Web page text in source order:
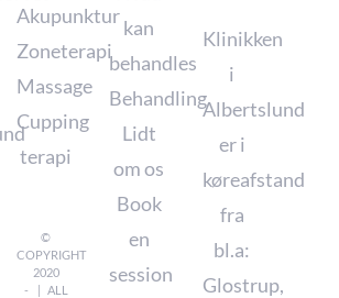
Akupunktur
Zoneterapi
Massage
Cupping
terapi
©
COPYRIGHT
2020
- | ALL
kan
behandles
Behandling
Lidt
om os
Book
en
session
Klinikken
i
Albertslund
er i
køreafstand
fra
bl.a:
Glostrup,